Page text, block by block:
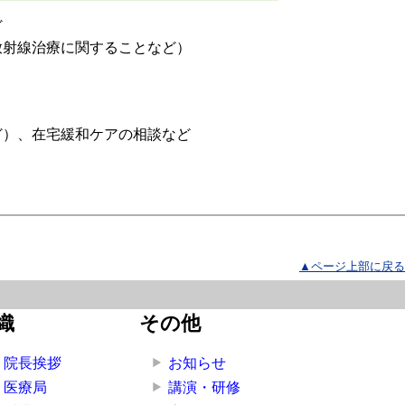
線治療に関することなど）
、在宅緩和ケアの相談など
▲ページ上部に戻る
院長挨拶
医療局
その他
お知らせ
講演・研修